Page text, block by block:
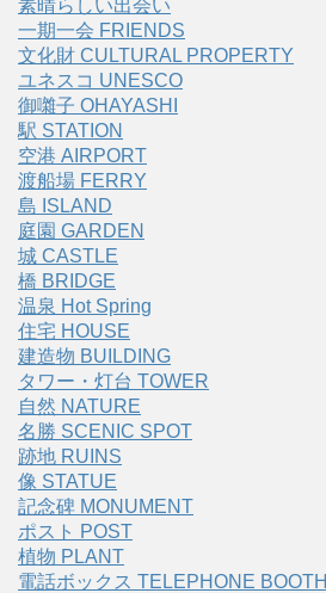
素晴らしい出会い
一期一会 FRIENDS
文化財 CULTURAL PROPERTY
ユネスコ UNESCO
御囃子 OHAYASHI
駅 STATION
空港 AIRPORT
渡船場 FERRY
島 ISLAND
庭園 GARDEN
城 CASTLE
橋 BRIDGE
温泉 Hot Spring
住宅 HOUSE
建造物 BUILDING
タワー・灯台 TOWER
自然 NATURE
名勝 SCENIC SPOT
跡地 RUINS
像 STATUE
記念碑 MONUMENT
ポスト POST
植物 PLANT
電話ボックス TELEPHONE BOOTH